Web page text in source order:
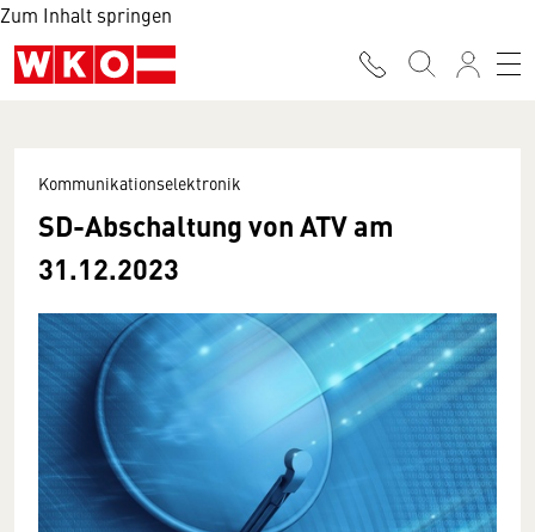
Zum Inhalt springen
Kommunikationselektronik
SD-Abschaltung von ATV am
31.12.2023